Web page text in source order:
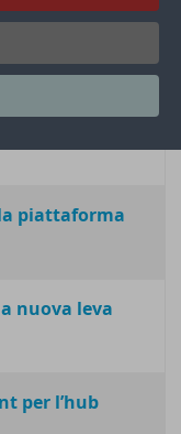
EcoVadis
l’intero
piattaforma
nuova leva
per l’hub